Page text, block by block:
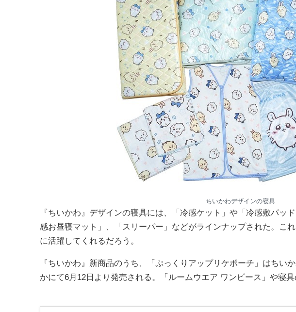
ちいかわデザインの寝具
『ちいかわ』デザインの寝具には、「冷感ケット」や「冷感敷パッ
感お昼寝マット」、「スリーパー」などがラインナップされた。こ
に活躍してくれるだろう。
『ちいかわ』新商品のうち、「ぷっくりアップリケポーチ」はちい
かにて6月12日より発売される。「ルームウエア ワンピース」や寝